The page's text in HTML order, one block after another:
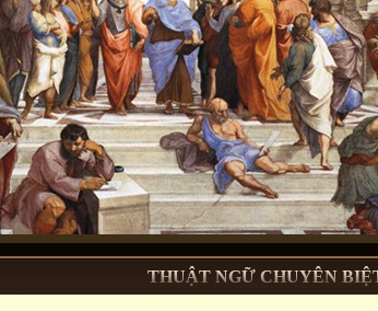
THUẬT NGỮ CHUYÊN